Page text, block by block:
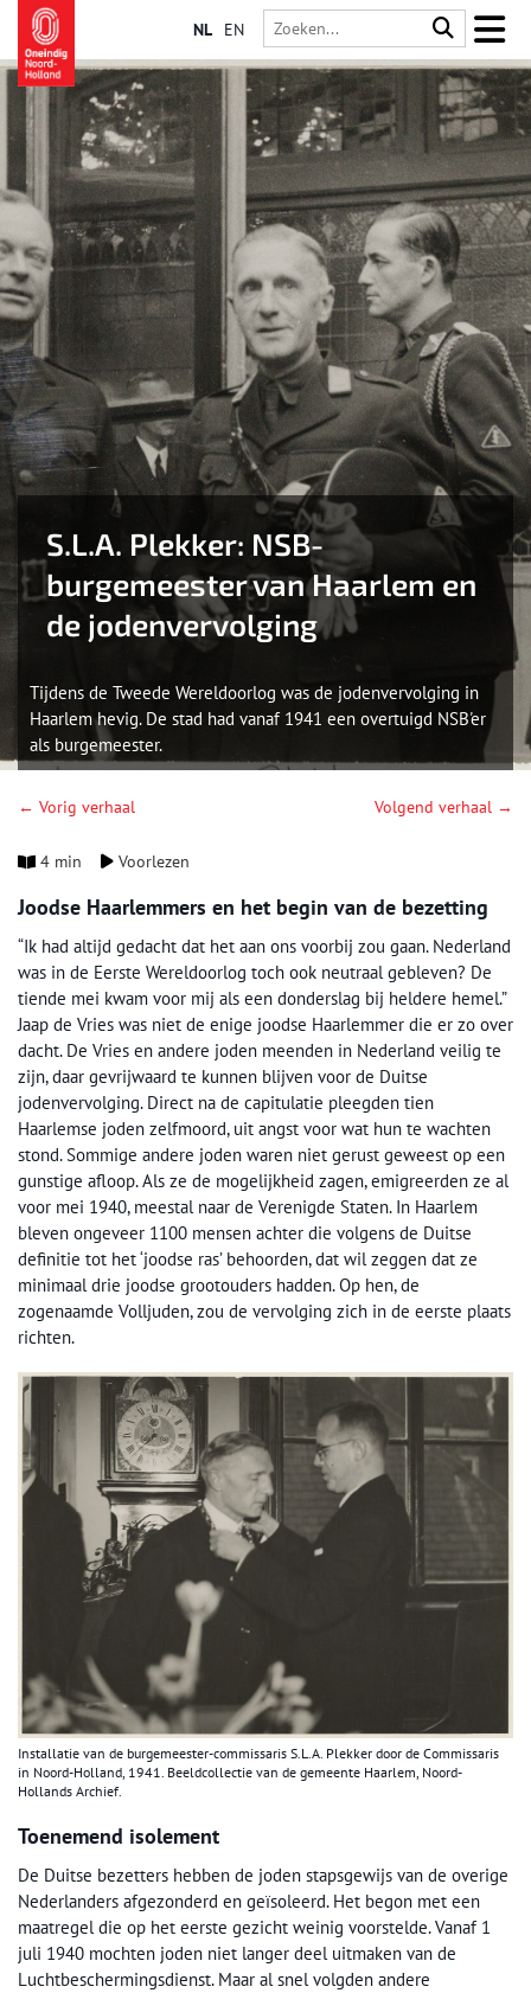
NL EN
S.L.A. Plekker: NSB-
burgemeester van Haarlem en
de jodenvervolging
Tijdens de Tweede Wereldoorlog was de jodenvervolging in
Haarlem hevig. De stad had vanaf 1941 een overtuigd NSB'er
als burgemeester.
← Vorig verhaal Volgend verhaal →
4 min Voorlezen
Joodse Haarlemmers en het begin van de bezetting
“Ik had altijd gedacht dat het aan ons voorbij zou gaan. Nederland
was in de Eerste Wereldoorlog toch ook neutraal gebleven? De
tiende mei kwam voor mij als een donderslag bij heldere hemel.”
Jaap de Vries was niet de enige joodse Haarlemmer die er zo over
dacht. De Vries en andere joden meenden in Nederland veilig te
zijn, daar gevrijwaard te kunnen blijven voor de Duitse
jodenvervolging. Direct na de capitulatie pleegden tien
Haarlemse joden zelfmoord, uit angst voor wat hun te wachten
stond. Sommige andere joden waren niet gerust geweest op een
gunstige afloop. Als ze de mogelijkheid zagen, emigreerden ze al
voor mei 1940, meestal naar de Verenigde Staten. In Haarlem
bleven ongeveer 1100 mensen achter die volgens de Duitse
definitie tot het ‘joodse ras’ behoorden, dat wil zeggen dat ze
minimaal drie joodse grootouders hadden. Op hen, de
zogenaamde Volljuden, zou de vervolging zich in de eerste plaats
richten.
Installatie van de burgemeester-commissaris S.L.A. Plekker door de Commissaris
in Noord-Holland, 1941. Beeldcollectie van de gemeente Haarlem, Noord-
Hollands Archief.
Toenemend isolement
De Duitse bezetters hebben de joden stapsgewijs van de overige
Nederlanders afgezonderd en geïsoleerd. Het begon met een
maatregel die op het eerste gezicht weinig voorstelde. Vanaf 1
juli 1940 mochten joden niet langer deel uitmaken van de
Luchtbeschermingsdienst. Maar al snel volgden andere